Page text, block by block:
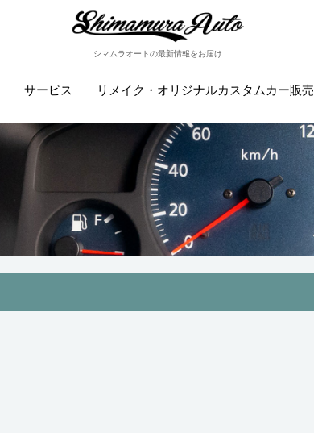
シマムラオートの最新情報をお届け
サービス リメイク・オリジナルカスタムカー販売